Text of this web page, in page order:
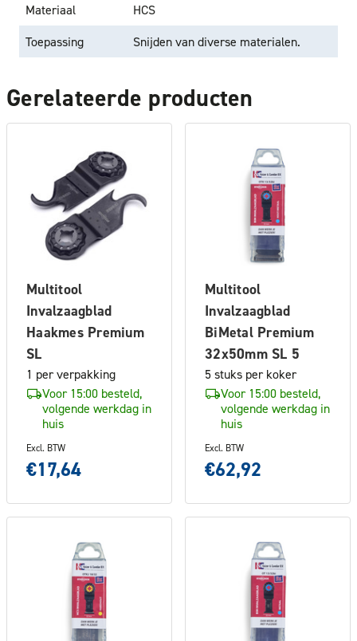
Materiaal
HCS
Toepassing
Snijden van diverse materialen.
Gerelateerde producten
Multitool
Invalzaagblad
Haakmes Premium
SL
1 per verpakking
Voor 15:00 besteld,
volgende werkdag in
huis
Excl. BTW
€17,64
Multitool
Invalzaagblad
BiMetal Premium
32x50mm SL 5
5 stuks per koker
Voor 15:00 besteld,
volgende werkdag in
huis
Excl. BTW
€62,92